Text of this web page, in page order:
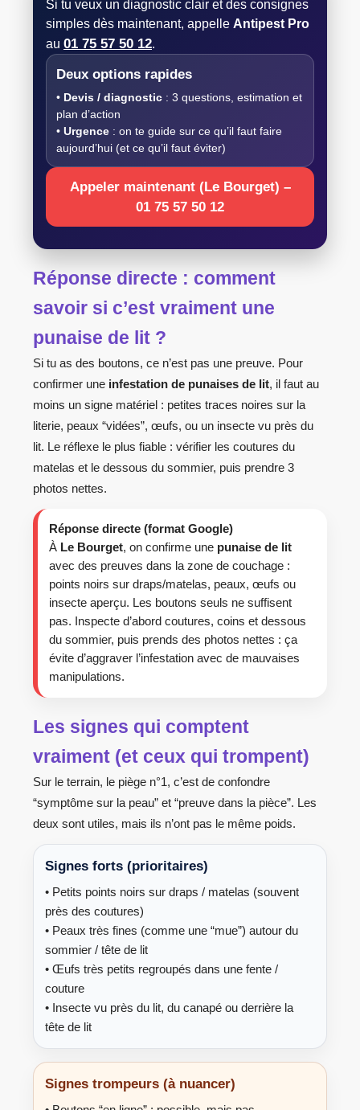
Si tu veux un diagnostic clair et des consignes
simples dès maintenant, appelle Antipest Pro
au 01 75 57 50 12.
Deux options rapides
• Devis / diagnostic : 3 questions, estimation et
plan d’action
• Urgence : on te guide sur ce qu’il faut faire
aujourd’hui (et ce qu’il faut éviter)
Appeler maintenant (Le Bourget) –
01 75 57 50 12
Réponse directe : comment
savoir si c’est vraiment une
punaise de lit ?
Si tu as des boutons, ce n’est pas une preuve. Pour
confirmer une infestation de punaises de lit, il faut au
moins un signe matériel : petites traces noires sur la
literie, peaux “vidées”, œufs, ou un insecte vu près du
lit. Le réflexe le plus fiable : vérifier les coutures du
matelas et le dessous du sommier, puis prendre 3
photos nettes.
Réponse directe (format Google)
À Le Bourget, on confirme une punaise de lit
avec des preuves dans la zone de couchage :
points noirs sur draps/matelas, peaux, œufs ou
insecte aperçu. Les boutons seuls ne suffisent
pas. Inspecte d’abord coutures, coins et dessous
du sommier, puis prends des photos nettes : ça
évite d’aggraver l’infestation avec de mauvaises
manipulations.
Les signes qui comptent
vraiment (et ceux qui trompent)
Sur le terrain, le piège n°1, c’est de confondre
“symptôme sur la peau” et “preuve dans la pièce”. Les
deux sont utiles, mais ils n’ont pas le même poids.
Signes forts (prioritaires)
• Petits points noirs sur draps / matelas (souvent
près des coutures)
• Peaux très fines (comme une “mue”) autour du
sommier / tête de lit
• Œufs très petits regroupés dans une fente /
couture
• Insecte vu près du lit, du canapé ou derrière la
tête de lit
Signes trompeurs (à nuancer)